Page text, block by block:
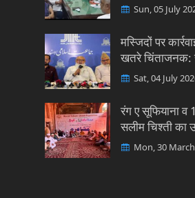
Sun, 05 July
मस्जिदों पर
खतरे चिंताजनक:
Sat, 04 July
रंग ए सूफियाना
सलीम चिश्ती का
Mon, 30